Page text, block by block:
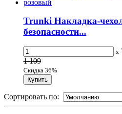
Trunki Накладка-
безопасности...
x
1 109
Скидка 36%
Сортировать по: